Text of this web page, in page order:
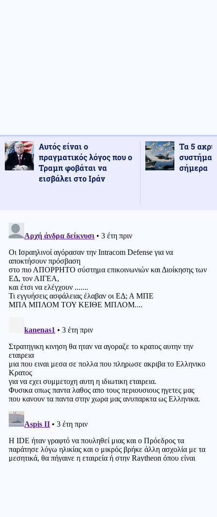
Αυτός είναι ο
πραγματικός λόγος που ο
Τραμπ φοβάται να
εισβάλει στο Ιράν
Τα 5
σήμερα